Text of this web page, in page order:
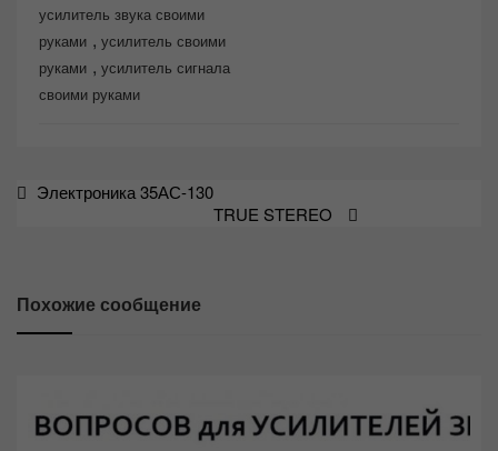
усилитель звука своими
руками , усилитель своими
руками , усилитель сигнала
своими руками
Навигация
Электроника 35АС-130
TRUE STEREO
Похожие сообщение